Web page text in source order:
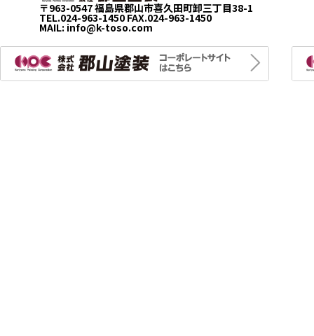
〒963-0547 福島県郡山市喜久田町卸三丁目38-1
TEL.024-963-1450 FAX.024-963-1450
MAIL: info@k-toso.com